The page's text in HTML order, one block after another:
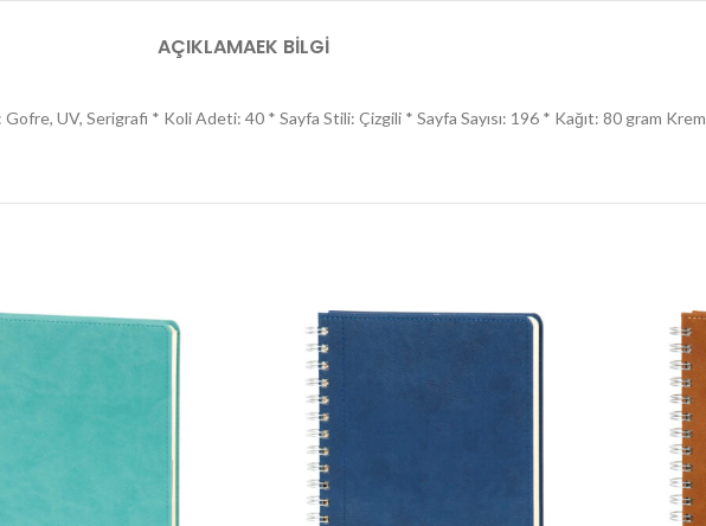
AÇIKLAMAEK BILGI
UV, Serigrafi * Koli Adeti: 40 * Sayfa Stili: Çizgili * Sayfa Sayısı: 196 * Kağıt: 80 gram Krem